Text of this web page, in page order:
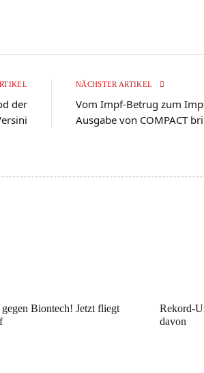
der
NÄCHSTER ARTIKEL
Vom Impf-Betrug zum
Ausgabe von COMPACT
Biontech! Jetzt fliegt
Rekord-
davon